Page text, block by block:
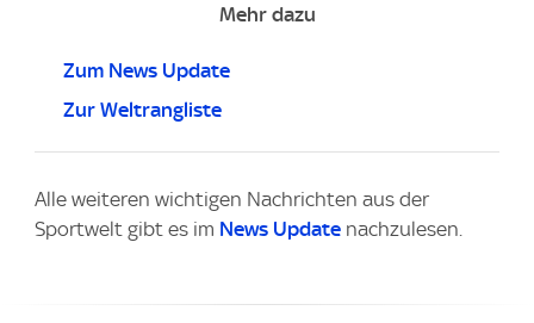
Mehr dazu
Zum News Update
Zur Weltrangliste
Alle weiteren wichtigen Nachrichten aus der
Sportwelt gibt es im News Update nachzulesen.